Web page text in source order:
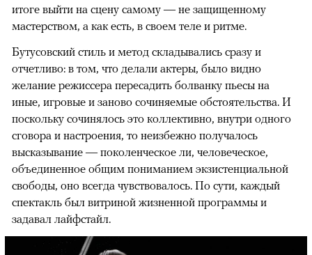
итоге выйти на сцену самому — не защищенному
мастерством, а как есть, в своем теле и ритме.
Бутусовский стиль и метод складывались сразу и
отчетливо: в том, что делали актеры, было видно
желание режиссера пересадить болванку пьесы на
иные, игровые и заново сочиняемые обстоятельства. И
поскольку сочинялось это коллективно, внутри одного
сговора и настроения, то неизбежно получалось
высказывание — поколенческое ли, человеческое,
объединенное общим пониманием экзистенциальной
свободы, оно всегда чувствовалось. По сути, каждый
спектакль был витриной жизненной программы и
задавал лайфстайл.